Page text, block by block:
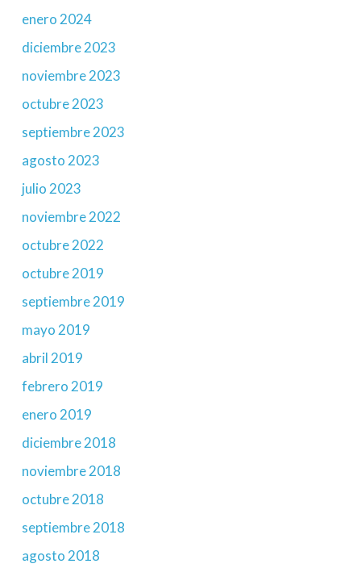
enero 2024
diciembre 2023
noviembre 2023
octubre 2023
septiembre 2023
agosto 2023
julio 2023
noviembre 2022
octubre 2022
octubre 2019
septiembre 2019
mayo 2019
abril 2019
febrero 2019
enero 2019
diciembre 2018
noviembre 2018
octubre 2018
septiembre 2018
agosto 2018